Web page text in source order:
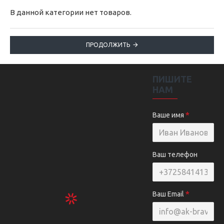
В данной категории нет товаров.
ПРОДОЛЖИТЬ
ПИШИТЕ
НАМ
Ваше имя
Ваш телефон
Ваш Email